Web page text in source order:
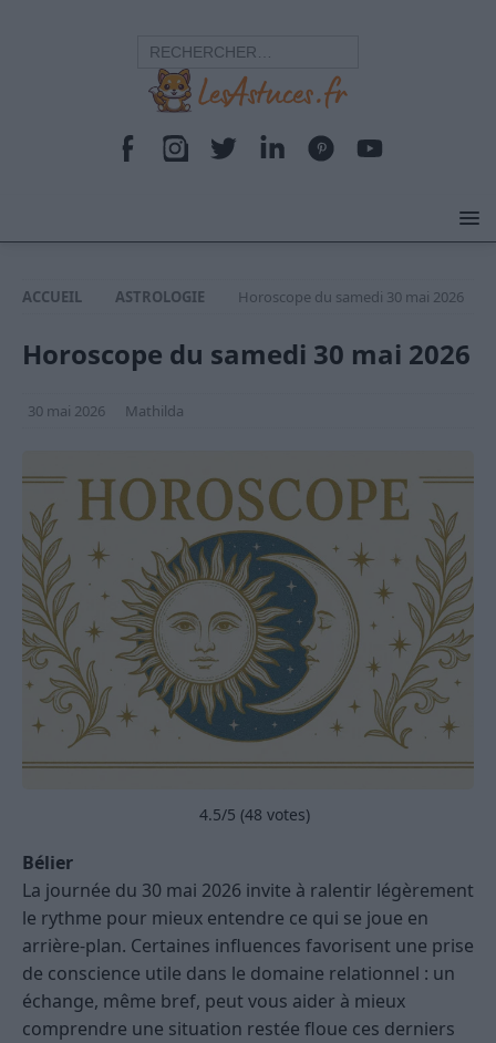
ACCUEIL ASTROLOGIE Horoscope du samedi 30 mai 2026
Horoscope du samedi 30 mai 2026
30 mai 2026 Mathilda
4.5/5 (48 votes)
Bélier
La journée du 30 mai 2026 invite à ralentir légèrement
le rythme pour mieux entendre ce qui se joue en
arrière-plan. Certaines influences favorisent une prise
de conscience utile dans le domaine relationnel : un
échange, même bref, peut vous aider à mieux
comprendre une situation restée floue ces derniers